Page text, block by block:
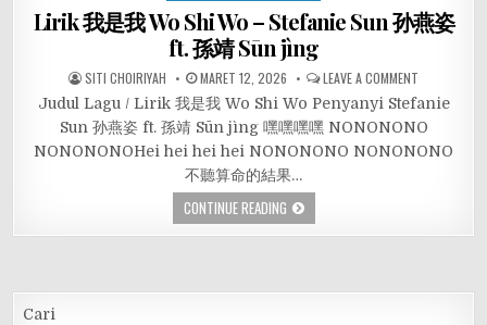
Lirik 我是我 Wo Shi Wo – Stefanie Sun 孙燕姿
ft. 孫靖 Sūn jìng
SITI CHOIRIYAH MARET 12, 2026 LEAVE A COMMENT
Judul Lagu / Lirik 我是我 Wo Shi Wo Penyanyi Stefanie
Sun 孙燕姿 ft. 孫靖 Sūn jìng 嘿嘿嘿嘿 NONONONO
NONONONOHei hei hei hei NONONONO NONONONO
不聽算命的結果…
CONTINUE READING
Cari